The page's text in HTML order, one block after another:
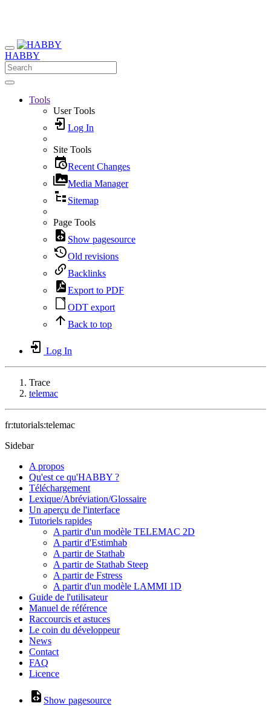
HABBY
Tools
User Tools
Log In
Site Tools
Recent Changes
Media Manager
Sitemap
Page Tools
Show pagesource
Old revisions
Backlinks
Export to PDF
ODT export
Back to top
Log In
Trace
telemac
fr:tutorials:telemac
Sidebar
A propos
Qu'est ce qu'HABBY ?
Téléchargement
Lexique/Abréviation/Glossaire
Un aperçu de l'interface
Tutoriels rapides
A partir d'un modèle TELEMAC 2D
A partir d'Estimhab
A partir de Stathab
A partir de Stathab Steep
A partir de Fstress
A partir d'un modèle LAMMI 1D
Guide de l'utilisateur
Manuel de référence
Raccourcis et astuces
Le coin du développeur
News
Contact
FAQ
Licence
Show pagesource